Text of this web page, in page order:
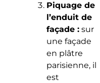
Piquage de
l’enduit de
façade :sur
une façade
en plâtre
parisienne, il
est